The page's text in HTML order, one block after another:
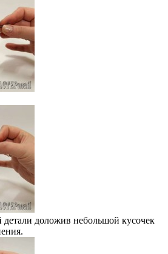
доложив небольшой кусочек